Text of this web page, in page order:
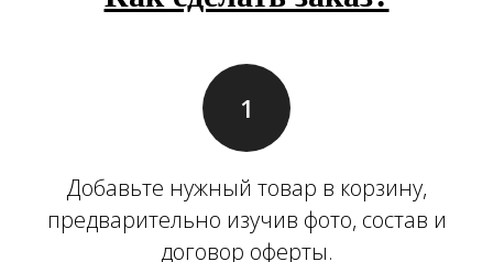
Добавьте нужный товар в корзину,
предварительно изучив фото, состав и
договор оферты.